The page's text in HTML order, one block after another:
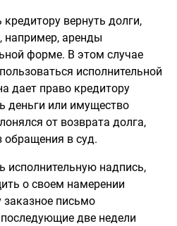
вернуть долги,
например, аренды
форме. В этом случае
исполнительной
дает право кредитору
деньги или имущество
от возврата долга,
обращения в суд.
исполнительную надпись,
о своем намерении
письмо
две недели